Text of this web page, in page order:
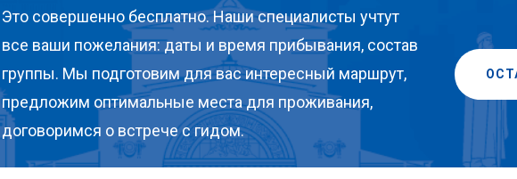
Это совершенно бесплатно. Наши специалисты учтут
все ваши пожелания: даты и время прибывания, состав
группы. Мы подготовим для вас интересный маршрут,
предложим оптимальные места для проживания,
договоримся о встрече с гидом.